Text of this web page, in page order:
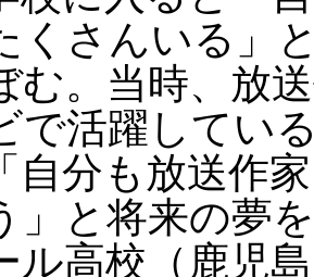
くさんいる」
む。当時、放
で活躍してい
自分も放送作
」と将来の夢
ル高校（鹿児